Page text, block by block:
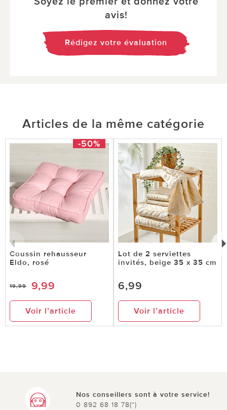
avis!
Rédigez votre évaluation
Articles de la même catégorie
-50%
Coussin rehausseur
Eldo, rosé
19,99 9,99
Voir l’article
Lot de 2 serviettes
invités, beige 35 x 35 cm
6,99
Voir l’article
Nos conseillers sont à votre service!
0 892 68 18 78(*)